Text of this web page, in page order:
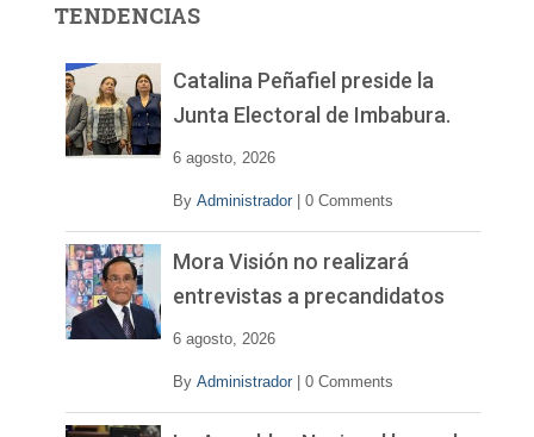
d
TENDENCIAS
Catalina Peñafiel preside la
Junta Electoral de Imbabura.
6 agosto, 2026
By Administrador 0 Comments
Mora Visión no realizará
entrevistas a precandidatos
6 agosto, 2026
By Administrador 0 Comments